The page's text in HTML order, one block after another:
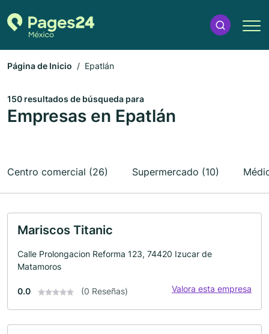
Página de Inicio Epatlán
150 resultados de búsqueda para
Empresas en Epatlán
Centro comercial (26) Supermercado (10)
Mariscos Titanic
Calle Prolongacion Reforma 123, 74420 Izucar de
Matamoros
0.0 (0 Reseñas) Valora esta empresa